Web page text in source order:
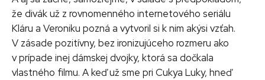
že divák už z rovnomenného internetového seriálu
Kláru a Veroniku pozná a vytvoril si k nim akýsi vzťah.
V zásade pozitívny, bez ironizujúceho rozmeru ako
v prípade inej dámskej dvojky, ktorá sa dočkala
vlastného filmu. A keď už sme pri Cukya Luky, hneď